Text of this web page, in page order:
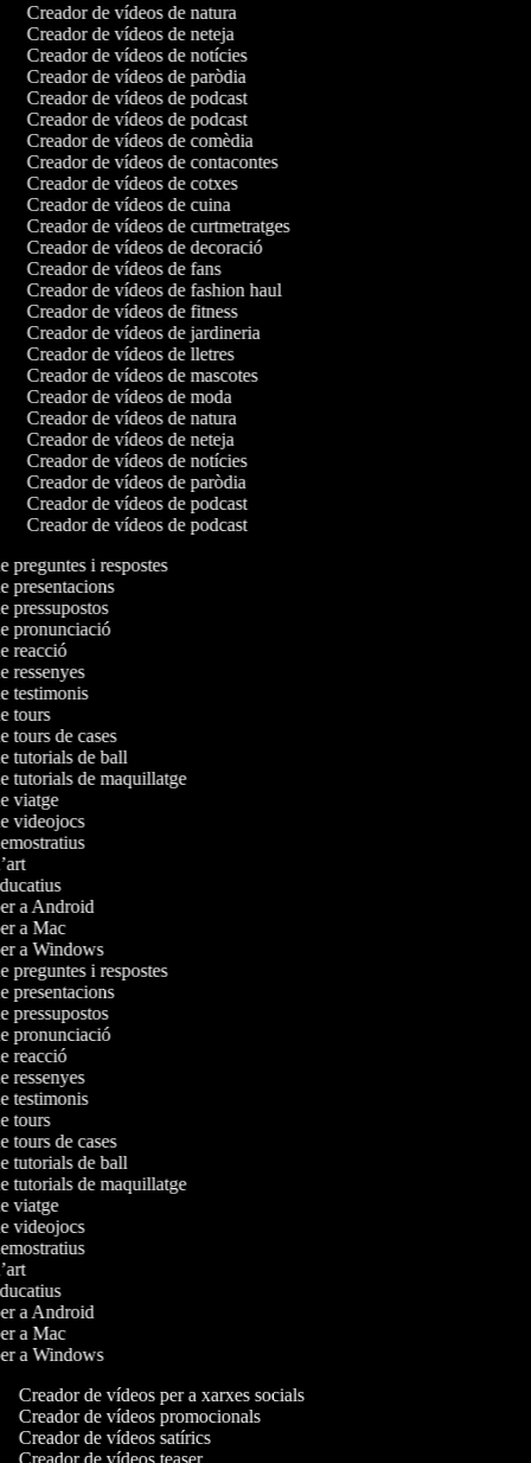
Creador de vídeos de natura
Creador de vídeos de neteja
Creador de vídeos de notícies
Creador de vídeos de paròdia
Creador de vídeos de podcast
Creador de vídeos de podcast
Creador de vídeos de comèdia
Creador de vídeos de contacontes
Creador de vídeos de cotxes
Creador de vídeos de cuina
Creador de vídeos de curtmetratges
Creador de vídeos de decoració
Creador de vídeos de fans
Creador de vídeos de fashion haul
Creador de vídeos de fitness
Creador de vídeos de jardineria
Creador de vídeos de lletres
Creador de vídeos de mascotes
Creador de vídeos de moda
Creador de vídeos de natura
Creador de vídeos de neteja
Creador de vídeos de notícies
Creador de vídeos de paròdia
Creador de vídeos de podcast
Creador de vídeos de podcast
preguntes i respostes
presentacions
pressupostos
pronunciació
reacció
ressenyes
testimonis
tours
tours de cases
tutorials de ball
tutorials de maquillatge
viatge
videojocs
a Android
a Mac
a Windows
preguntes i respostes
presentacions
pressupostos
pronunciació
reacció
ressenyes
testimonis
tours
tours de cases
tutorials de ball
tutorials de maquillatge
viatge
videojocs
a Android
a Mac
a Windows
Creador de vídeos per a xarxes socials
Creador de vídeos promocionals
Creador de vídeos satírics